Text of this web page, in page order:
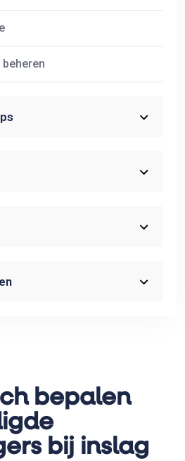
beheren
bepalen
bij inslag